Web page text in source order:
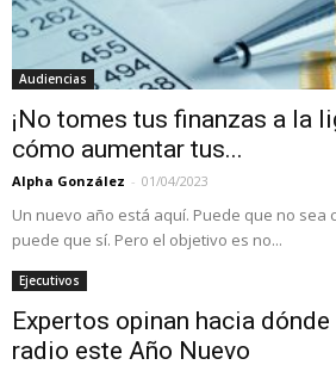
Audiencias
¡No tomes tus finanzas a la
cómo aumentar tus...
Alpha González - 01/04/2023
Un nuevo año está aquí. Puede que no sea
puede que sí. Pero el objetivo es no...
Ejecutivos
Expertos opinan hacia
radio este Año Nuevo